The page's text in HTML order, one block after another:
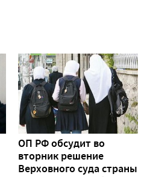
ОП РФ обсудит во
вторник решение
Верховного суда страны